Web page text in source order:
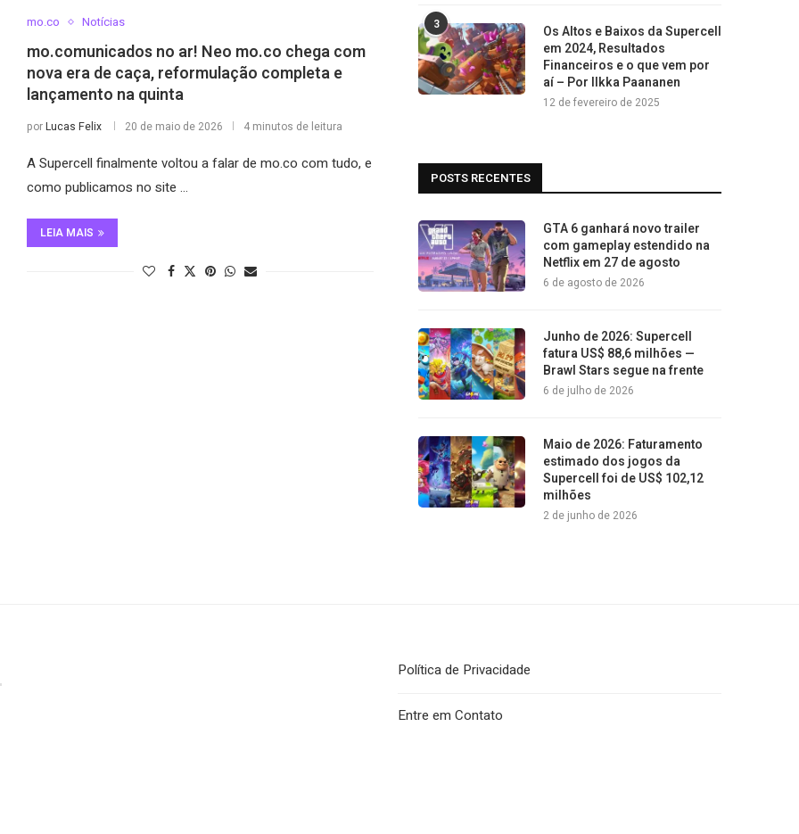
mo.co Notícias
mo.comunicados no ar! Neo mo.co chega com
nova era de caça, reformulação completa e
lançamento na quinta
porLucas Felix 20 de maio de 2026 4 minutos de leitura
A Supercell finalmente voltou a falar de mo.co com tudo, e
como publicamos no site …
LEIA MAIS
3
Os Altos e Baixos da Supercell
em 2024, Resultados
Financeiros e o que vem por
aí – Por Ilkka Paananen
12 de fevereiro de 2025
POSTS RECENTES
GTA 6 ganhará novo trailer
com gameplay estendido na
Netflix em 27 de agosto
6 de agosto de 2026
Junho de 2026: Supercell
fatura US$ 88,6 milhões —
Brawl Stars segue na frente
6 de julho de 2026
Maio de 2026: Faturamento
estimado dos jogos da
Supercell foi de US$ 102,12
milhões
2 de junho de 2026
Política de Privacidade
Entre em Contato